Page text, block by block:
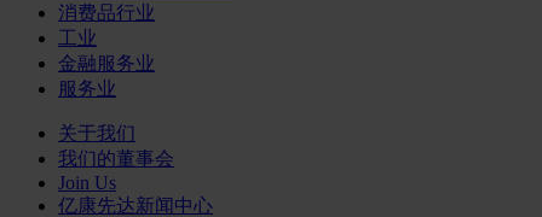
消费品行业
工业
金融服务业
服务业
关于我们
我们的董事会
Join Us
亿康先达新闻中心